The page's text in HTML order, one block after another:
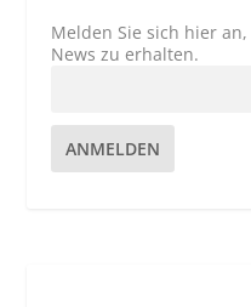
Melden Sie sich hier
News zu erhalten.
ANMELDEN